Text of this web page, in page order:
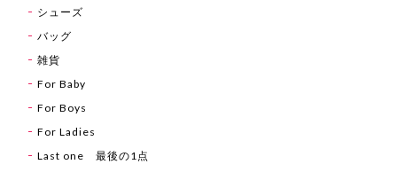
シューズ
バッグ
雑貨
For Baby
For Boys
For Ladies
Last one 最後の1点